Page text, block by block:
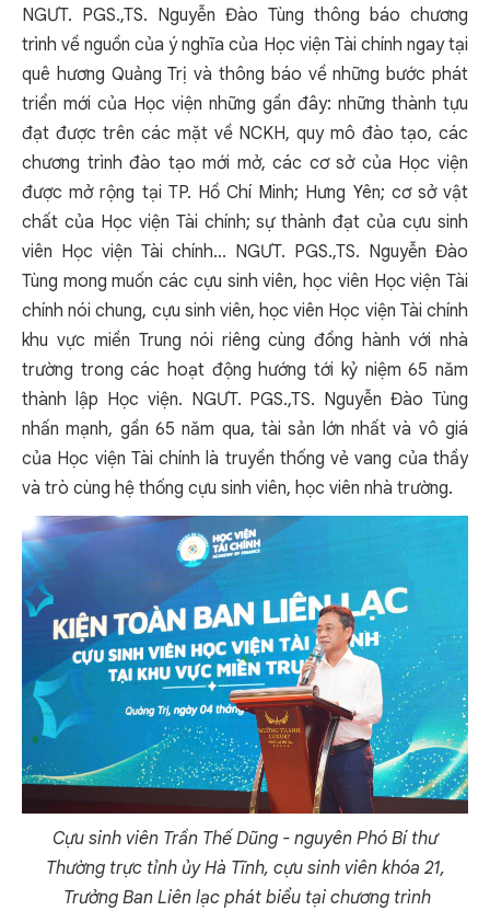
NGƯT. PGS.,TS. Nguyễn Đào Tùng thông báo chương
trình về nguồn của ý nghĩa của Học viện Tài chính ngay tại
quê hương Quảng Trị và thông báo về những bước phát
triển mới của Học viện những gần đây: những thành tựu
đạt được trên các mặt về NCKH, quy mô đào tạo, các
chương trình đào tạo mới mở, các cơ sở của Học viện
được mở rộng tại TP. Hồ Chí Minh; Hưng Yên; cơ sở vật
chất của Học viện Tài chính; sự thành đạt của cựu sinh
viên Học viện Tài chính... NGƯT. PGS.,TS. Nguyễn Đào
Tùng mong muốn các cựu sinh viên, học viên Học viện Tài
chính nói chung, cựu sinh viên, học viên Học viện Tài chính
khu vực miền Trung nói riêng cùng đồng hành với nhà
trường trong các hoạt động hướng tới kỷ niệm 65 năm
thành lập Học viện. NGƯT. PGS.,TS. Nguyễn Đào Tùng
nhấn mạnh, gần 65 năm qua, tài sản lớn nhất và vô giá
của Học viện Tài chính là truyền thống vẻ vang của thầy
và trò cùng hệ thống cựu sinh viên, học viên nhà trường.
Cựu sinh viên Trần Thế Dũng - nguyên Phó Bí thư
Thường trực tỉnh ủy Hà Tĩnh, cựu sinh viên khóa 21,
Trưởng Ban Liên lạc phát biểu tại chương trình